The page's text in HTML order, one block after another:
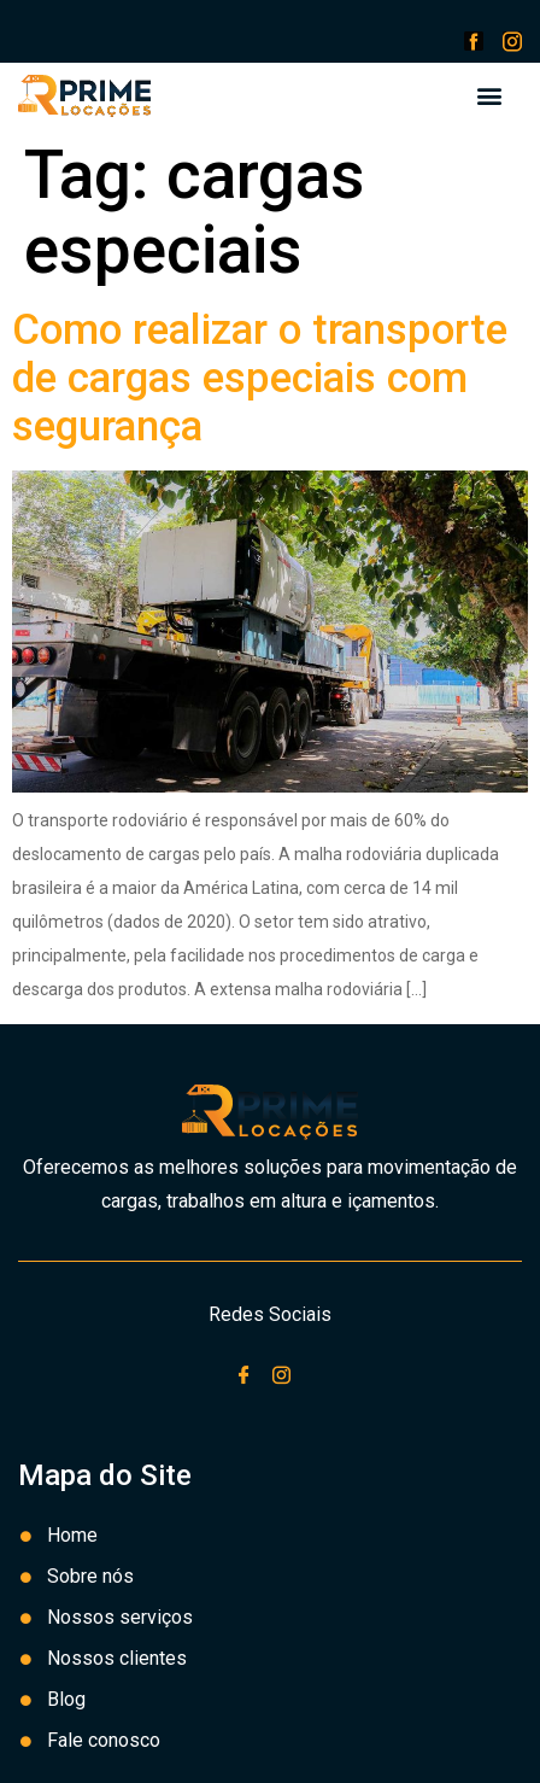
Tag: cargas
especiais
Como realizar o transporte
de cargas especiais com
segurança
O transporte rodoviário é responsável por mais de 60% do
deslocamento de cargas pelo país. A malha rodoviária duplicada
brasileira é a maior da América Latina, com cerca de 14 mil
quilômetros (dados de 2020). O setor tem sido atrativo,
principalmente, pela facilidade nos procedimentos de carga e
descarga dos produtos. A extensa malha rodoviária […]
Oferecemos as melhores soluções para movimentação de
cargas, trabalhos em altura e içamentos.
Redes Sociais
Mapa do Site
Home
Sobre nós
Nossos serviços
Nossos clientes
Blog
Fale conosco